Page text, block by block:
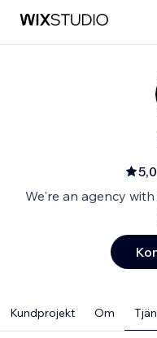
5,0
We're an agency
Kundprojekt Om